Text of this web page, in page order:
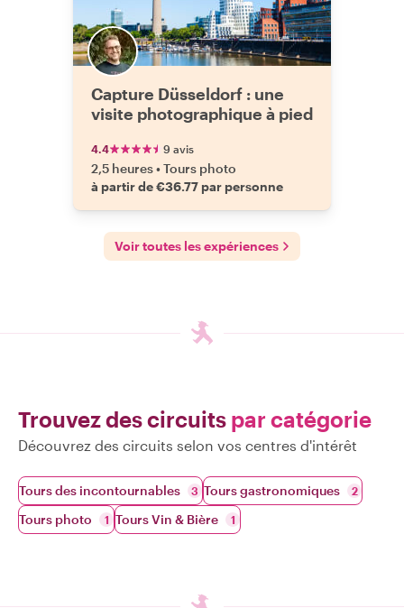
Capture Düsseldorf : une
visite photographique à pied
4.4 9 avis
2,5 heures•Tours photo
à partir de €36.77 par personne
Voir toutes les expériences
Trouvez des circuits par catégorie
Découvrez des circuits selon vos centres d'intérêt
Tours des incontournables 3 Tours gastronomiques 2
Tours photo 1 Tours Vin & Bière 1